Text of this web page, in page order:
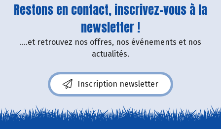
Restons en contact, inscrivez-vous à la
newsletter !
....et retrouvez nos offres, nos événements et nos
actualités.
Inscription newsletter